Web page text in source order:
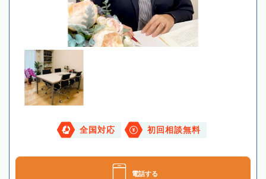
全国対応 初回相談無料
電話する